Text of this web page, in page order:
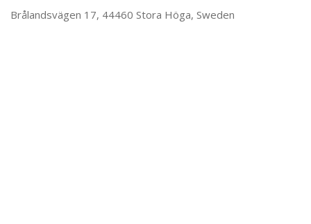
Brålandsvägen 17, 44460 Stora Höga, Sweden